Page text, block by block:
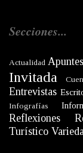
Secciones...
Actualidad Apuntes
Invitada
Entrevistas
Infografías
Reflexiones
Turístico